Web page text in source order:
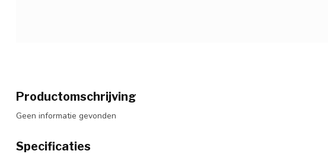
Productomschrijving
Geen informatie gevonden
Specificaties